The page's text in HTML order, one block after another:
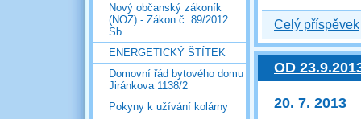
Nový občanský zákoník
(NOZ) - Zákon č. 89/2012
Sb.
ENERGETICKÝ ŠTÍTEK
Domovní řád bytového domu
Jiránkova 1138/2
Pokyny k užívání kolárny
Celý příspěvek
OD
20. 7. 2013